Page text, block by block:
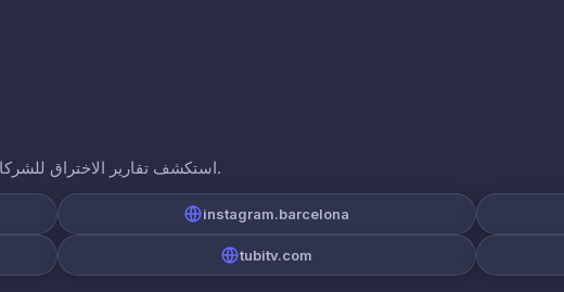
استكشف تقارير الاختراق للشركات الأخرى التي نتتبعها. انقر على أي نطاق لرؤية تعرضه.
instagram.barcelona
tubitv.com